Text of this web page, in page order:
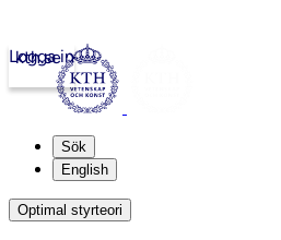
kth.se
Logga in
Sök
English
Optimal styrteori